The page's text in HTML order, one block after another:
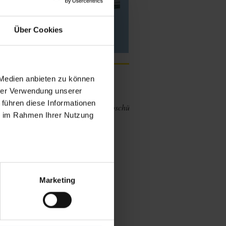
Über Cookies
anbieten zu können
Verwendung unserer
diese Informationen
Rahmen Ihrer Nutzung
Marketing
Umwelt- und physikalische
Messungen
Letzte Veröffentlichungen
-
Unternehmensbroschüren